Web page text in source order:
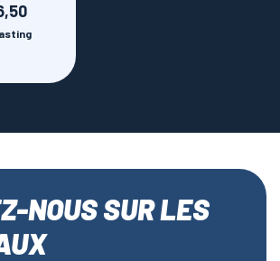
NOUS SUR LES